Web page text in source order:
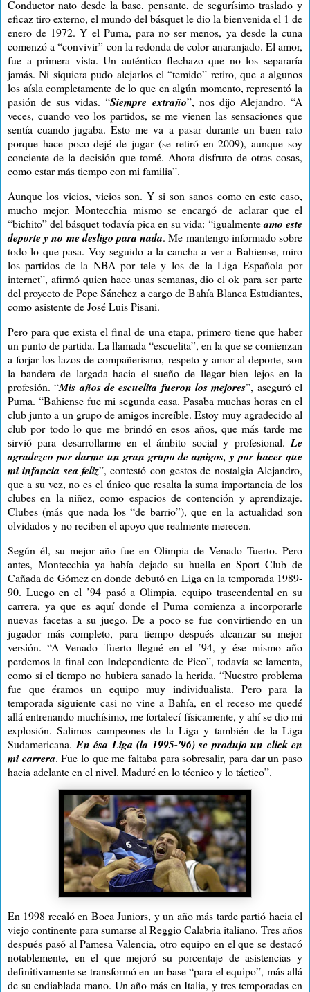
Conductor nato desde la base, pensante, de segurísimo traslado y
eficaz tiro externo, el mundo del básquet le dio la bienvenida el 1 de
enero de 1972. Y el Puma, para no ser menos, ya desde la cuna
comenzó a “convivir” con la redonda de color anaranjado. El amor,
fue a primera vista. Un auténtico flechazo que no los separaría
jamás. Ni siquiera pudo alejarlos el “temido” retiro, que a algunos
los aísla completamente de lo que en algún momento, representó la
pasión de sus vidas. “Siempre extraño”, nos dijo Alejandro. “A
veces, cuando veo los partidos, se me vienen las sensaciones que
sentía cuando jugaba. Esto me va a pasar durante un buen rato
porque hace poco dejé de jugar (se retiró en 2009), aunque soy
conciente de la decisión que tomé. Ahora disfruto de otras cosas,
como estar más tiempo con mi familia”.
Aunque los vicios, vicios son. Y si son sanos como en este caso,
mucho mejor. Montecchia mismo se encargó de aclarar que el
“bichito” del básquet todavía pica en su vida: “igualmenteamo este
deporte y no me desligo para nada. Me mantengo informado sobre
todo lo que pasa. Voy seguido a la cancha a ver a Bahiense, miro
los partidos de la NBA por tele y los de la Liga Española por
internet”, afirmó quien hace unas semanas, dio el ok para ser parte
del proyecto de Pepe Sánchez a cargo de Bahía Blanca Estudiantes,
como asistente de José Luis Pisani.
Pero para que exista el final de una etapa, primero tiene que haber
un punto de partida. La llamada “escuelita”, en la que se comienzan
a forjar los lazos de compañerismo, respeto y amor al deporte, son
la bandera de largada hacia el sueño de llegar bien lejos en la
profesión. “Misaños de escuelita fueron los mejores”, aseguró el
Puma. “Bahiense fue mi segunda casa. Pasaba muchas horas en el
club junto a un grupo de amigos increíble. Estoy muy agradecido al
club por todo lo que me brindó en esos años, que más tarde me
sirvió para desarrollarme en el ámbito social y profesional. Le
agradezco por darme un gran grupo de amigos, y por hacer que
mi infancia sea feliz”, contestó con gestos de nostalgia Alejandro,
que a su vez, no es el único que resalta la suma importancia de los
clubes en la niñez, como espacios de contención y aprendizaje.
Clubes (más que nada los “de barrio”), que en la actualidad son
olvidados y no reciben el apoyo que realmente merecen.
Según él, su mejor año fue en Olimpia de Venado Tuerto. Pero
antes, Montecchia ya había dejado su huella en Sport Club de
Cañada de Gómez en donde debutó en Liga en la temporada 1989-
90. Luego en el ’94 pasó a Olimpia, equipo trascendental en su
carrera, ya que es aquí donde el Puma comienza a incorporarle
nuevas facetas a su juego. De a poco se fue convirtiendo en un
jugador más completo, para tiempo después alcanzar su mejor
versión. “A Venado Tuerto llegué en el ’94, y ése mismo año
perdemos la final con Independiente de Pico”, todavía se lamenta,
como si el tiempo no hubiera sanado la herida. “Nuestro problema
fue que éramos un equipo muy individualista. Pero para la
temporada siguiente casi no vine a Bahía, en el receso me quedé
allá entrenando muchísimo, me fortalecí físicamente, y ahí se dio mi
explosión. Salimos campeones de la Liga y también de la Liga
Sudamericana. En ésa Liga (la 1995-'96) se produjo un click en
mi carrera. Fue lo que me faltaba para sobresalir, para dar un paso
hacia adelante en el nivel. Maduré en lo técnico y lo táctico”.
En 1998 recaló en Boca Juniors, y un año más tarde partió hacia el
viejo continente para sumarse al Reggio Calabria italiano. Tres años
después pasó al Pamesa Valencia, otro equipo en el que se destacó
notablemente, en el que mejoró su porcentaje de asistencias y
definitivamente se transformó en un base “para el equipo”, más allá
de su endiablada mano. Un año más en Italia, y tres temporadas en